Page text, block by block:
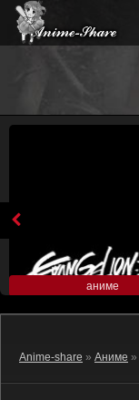
аниме
Anime-share » Аниме